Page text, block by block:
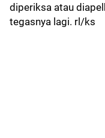
diperiksa atau
tegasnya lagi. rl/ks